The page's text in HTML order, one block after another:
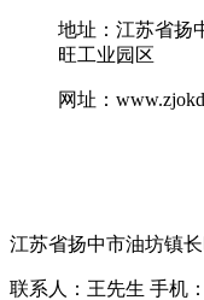
地址：江苏省扬
旺工业园区
网址：
江苏省扬中市油坊镇
联系人：王先生 手